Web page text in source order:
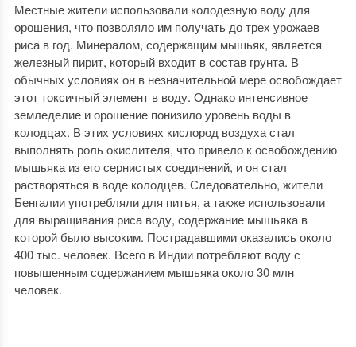
Местные жители использовали колодезную воду для
орошения, что позволяло им получать до трех урожаев
риса в год. Минералом, содержащим мышьяк, является
железный пирит, который входит в состав грунта. В
обычных условиях он в незначительной мере освобождает
этот токсичный элемент в воду. Однако интенсивное
земледелие и орошение понизило уровень воды в
колодцах. В этих условиях кислород воздуха стал
выполнять роль окислителя, что привело к освобождению
мышьяка из его сернистых соединений, и он стал
растворяться в воде колодцев. Следовательно, жители
Бенгалии употребляли для питья, а также использовали
для выращивания риса воду, содержание мышьяка в
которой было высоким. Пострадавшими оказались около
400 тыс. человек. Всего в Индии потребляют воду с
повышенным содержанием мышьяка около 30 млн
человек.